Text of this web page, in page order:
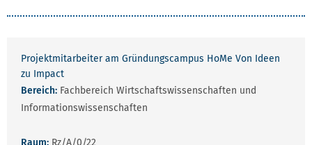
Projektmitarbeiter am Gründungscampus HoMe Von Ideen
zu Impact
Bereich: Fachbereich Wirtschaftswissenschaften und
Informationswissenschaften
Raum: Rz/A/0/22